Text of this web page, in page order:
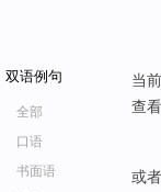
双语例句
全部
口语
书面语
当
查
或